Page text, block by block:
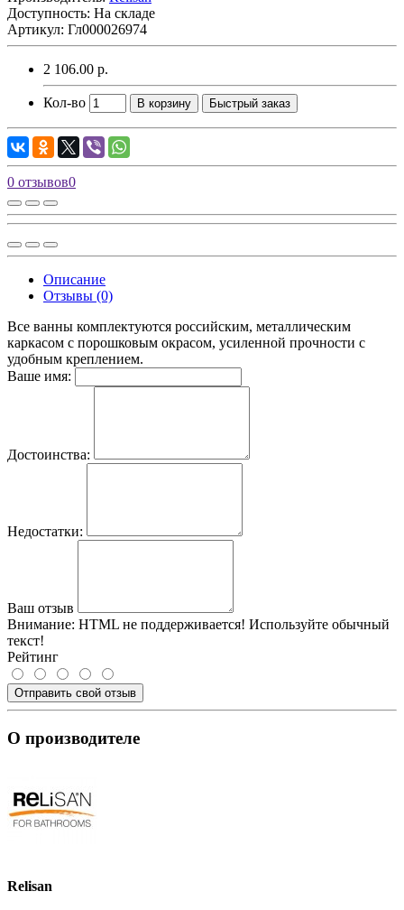
Доступность: На складе
Артикул: Гл000026974
2 106.00 р.
Кол-во В корзину Быстрый заказ
0 отзывов0
Описание
Отзывы (0)
Все ванны комплектуются российским, металлическим
каркасом с порошковым окрасом, усиленной прочности с
удобным креплением.
Ваше имя:
Достоинства:
Недостатки:
Ваш отзыв
Внимание: HTML не поддерживается! Используйте обычный
текст!
Рейтинг
Отправить свой отзыв
О производителе
Relisan